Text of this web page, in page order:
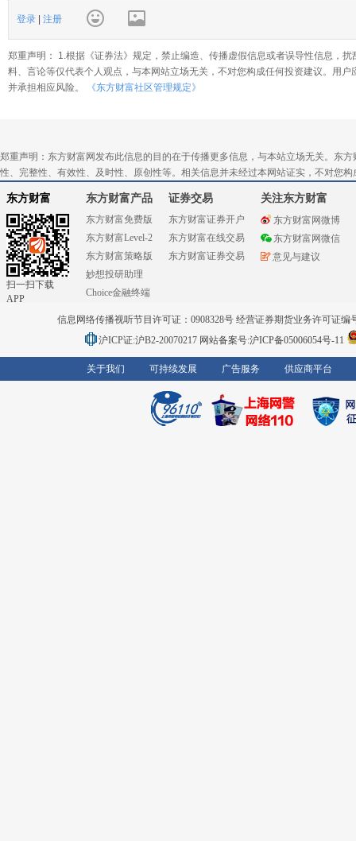
登录 | 注册
郑重声明： 1.根据《证券法》规定，禁止编造、传播虚假信息或者误导性信息，
料、言论等仅代表个人观点，与本网站立场无关，不对您构成任何投资建议。用
并承担相应风险。
《东方财富社区管理规定》
郑重声明：东方财富网发布此信息的目的在于传播更多信息，与本站立场无关。东
性、完整性、有效性、及时性、原创性等。相关信息并未经过本网站证实，不对您
东方财富
扫一扫下载
APP
东方财富产品
东方财富免费版
东方财富Level-2
东方财富策略版
妙想投研助理
Choice金融终端
证券交易
东方财富证券开户
东方财富在线交易
东方财富证券交易
关注东方财富
东方财富网微博
东方财富网微信
意见与建议
信息网络传播视听节目许可证：0908328号 经营证券期货业务许可证编
沪ICP证:沪B2-20070217 网站备案号:沪ICP备05006054号-11
关于我们 可持续发展 广告服务 供应商平台